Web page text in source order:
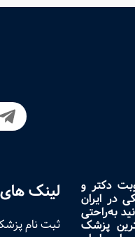
دکتر و
در ایران
به‌راحتی
پزشک
لینک
ثبت نام